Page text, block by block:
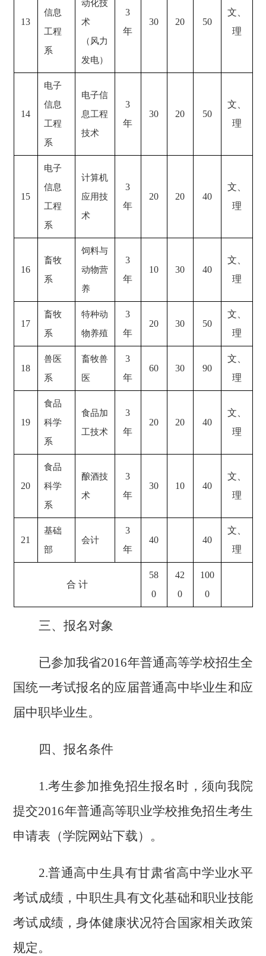
13
信息
工程
系
动化技
术
（风力
发电）
3
年
30 20 50
文、
理
14
电子
信息
工程
系
电子信
息工程
技术
3
年
30 20 50
文、
理
15
电子
信息
工程
系
计算机
应用技
术
3
年
20 20 40
文、
理
16
畜牧
系
饲料与
动物营
养
3
年
10 30 40
文、
理
17
畜牧
系
特种动
物养殖
3
年
20 30 50
文、
理
18
兽医
系
畜牧兽
医
3
年
60 30 90
文、
理
19
食品
科学
系
食品加
工技术
3
年
20 20 40
文、
理
20
食品
科学
系
酿酒技
术
3
年
30 10 40
文、
理
21
基础
部
会计
3
年
40 40
文、
理
合 计
58
0
42
0
100
0
三、报名对象
已参加我省2016年普通高等学校招生全
国统一考试报名的应届普通高中毕业生和应
届中职毕业生。
四、报名条件
1.考生参加推免招生报名时，须向我院
提交2016年普通高等职业学校推免招生考生
申请表（学院网站下载）。
2.普通高中生具有甘肃省高中学业水平
考试成绩，中职生具有文化基础和职业技能
考试成绩，身体健康状况符合国家相关政策
规定。